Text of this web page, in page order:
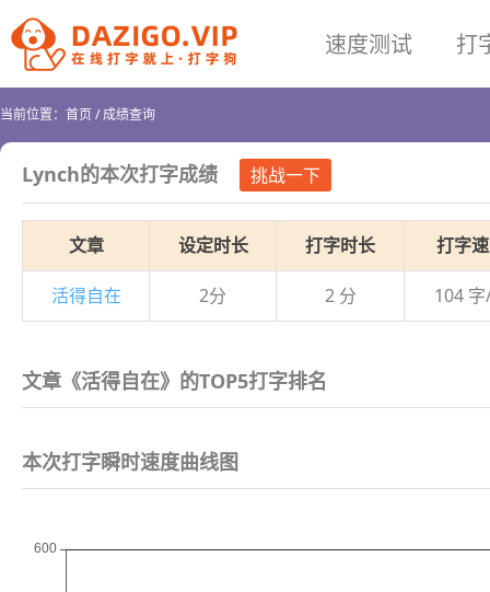
速度测试 打
当前位置： 首页/成绩查询
Lynch的本次打字成绩 挑战一下
文章 设定时长 打字时长 打字
活得自在 2分 2 分 104
文章《活得自在》的TOP5打字排名
本次打字瞬时速度曲线图